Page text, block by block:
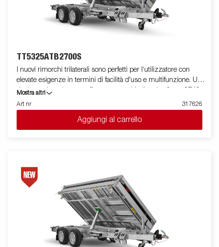
TT5325ATB2700S
I nuovi rimorchi trilaterali sono perfetti per l‘utilizzatore con
elevate esigenze in termini di facilità d'uso e multifunzione. Un
design unico e leggero offre una capacità di carico fino a 2740
kg. Il suo angolo di ribaltamento aumentato facilita lo scarico di
merci come ghiaia, sabbia, inerti e terra. TT5000 è predisposto
per rampe di salita e viene fornito con 8 anelli di fissaggio carico
incassati, con capacità di 800 kg ciascuno. Puoi caricare
telecomando wireless o Bluetooth. Possono essere utilizzati
molti accessori della Serie 5000 e ci sono anche accessori
appositamente sviluppati per la Serie TT5000. Le immagini
sono solo a scopo illustrativo e possono mostrare
apparecchiature opzionali.
Mostra altri
Art nr
317626
Aggiungi al carrello